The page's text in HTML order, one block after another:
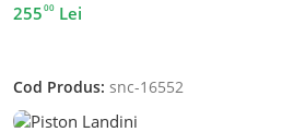
255 00 Lei
Cod Produs:snc-16552